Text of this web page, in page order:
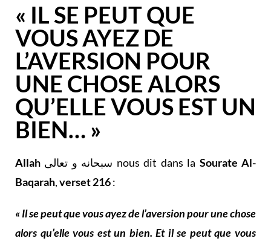
« IL SE PEUT QUE
VOUS AYEZ DE
L’AVERSION POUR
UNE CHOSE ALORS
QU’ELLE VOUS EST UN
BIEN… »
Allah سبحانه و تعالى nous dit dans la Sourate Al-
Baqarah,verset 216:
« Il se peut que vous ayez de l’aversion pour une chose
alors qu’elle vous est un bien. Et il se peut que vous